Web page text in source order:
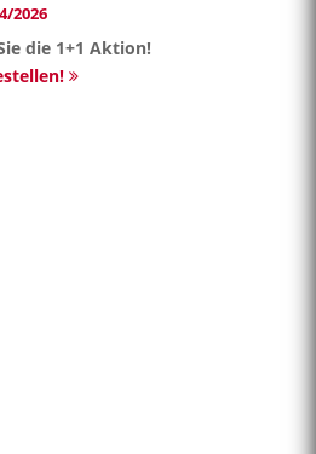
2026
die 1+1 Aktion!